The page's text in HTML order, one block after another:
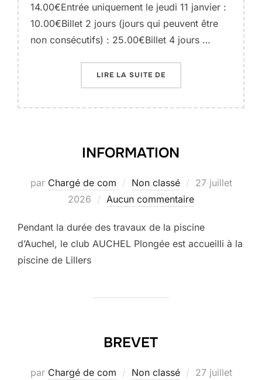
14.00€Entrée uniquement le jeudi 11 janvier :
10.00€Billet 2 jours (jours qui peuvent être
non consécutifs) : 25.00€Billet 4 jours …
LIRE LA SUITE DE « SALON DE LA
INFORMATION
par Chargé de com Non classé
Publié
27 juillet
2026
Aucun commentaire
Pendant la durée des travaux de la piscine
d’Auchel, le club AUCHEL Plongée est accueilli à la
piscine de Lillers
BREVET
par Chargé de com Non classé
Publié
27 juillet